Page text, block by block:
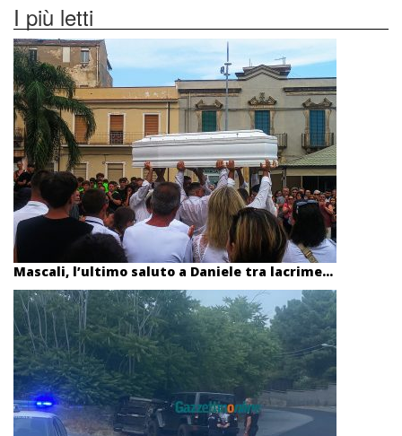
I più letti
Mascali, l’ultimo saluto a Daniele tra lacrime...